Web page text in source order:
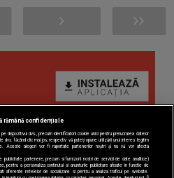
rămână confidențiale
dispozitivul dvs., precum identificatorii cookie unici pentru prelucrarea datelor
făcând clic mai jos, respectiv vă puteți opune utilizării unui interes legitim
Aceste alegeri vor fi raportate partenerilor noștri și nu vă vor afecta
partenere, precum si furnizorii nostri de servicii de date analitice)
pentru a personaliza continutul si anunturile publicitare afisate in functie de
aferente retelelor de socializare si pentru a analiza traficul pe website.